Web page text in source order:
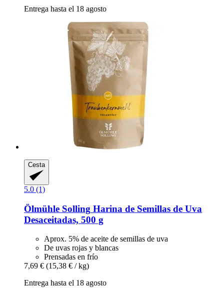
Entrega hasta el 18 agosto
Cesta
5.0 (1)
Ölmühle Solling Harina de Semillas de Uva
Desaceitadas, 500 g
Aprox. 5% de aceite de semillas de uva
De uvas rojas y blancas
Prensadas en frío
7,69 € (15,38 € / kg)
Entrega hasta el 18 agosto